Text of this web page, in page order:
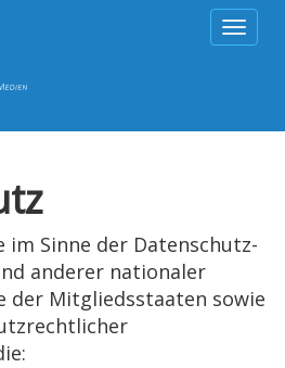
Sinne der Datenschutz-
anderer nationaler
der Mitgliedsstaaten sowie